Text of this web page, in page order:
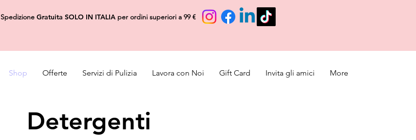
Spedizione Gratuita SOLO IN ITALIAper ordini superiori a 99 €
Shop Offerte Servizi di Pulizia Lavora con Noi Gift Card Invita gli amici More
Detergenti